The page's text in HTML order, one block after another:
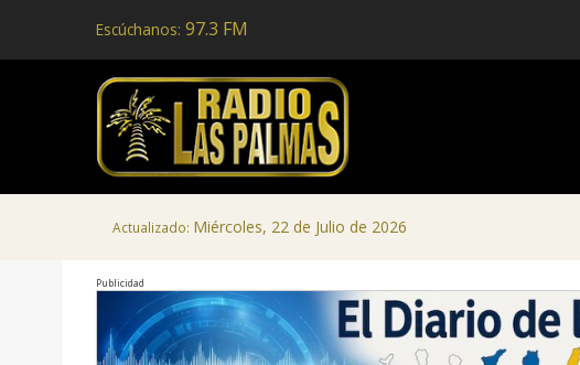
Escúchanos: 97.3 FM
Actualizado: Miércoles, 22 de Julio de 2026
Publicidad